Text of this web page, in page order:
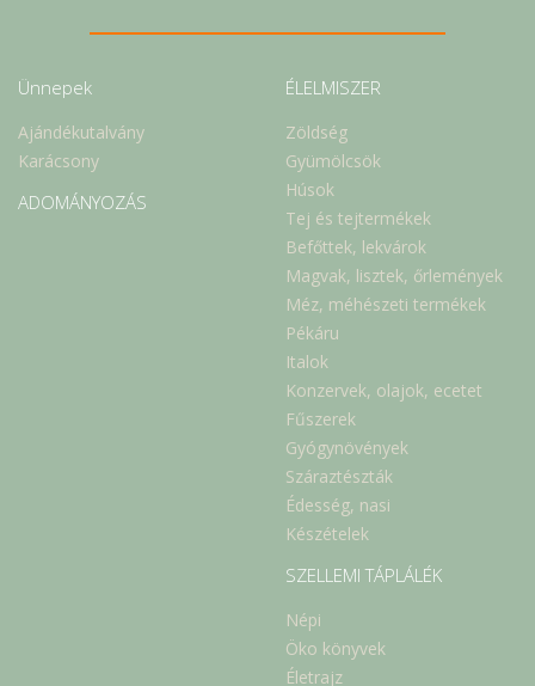
Ünnepek
Ajándékutalvány
Karácsony
ADOMÁNYOZÁS
ÉLELMISZER
Zöldség
Gyümölcsök
Húsok
Tej és tejtermékek
Befőttek, lekvárok
Magvak, lisztek, őrlemények
Méz, méhészeti termékek
Pékáru
Italok
Konzervek, olajok, ecetet
Fűszerek
Gyógynövények
Száraztészták
Édesség, nasi
Készételek
SZELLEMI TÁPLÁLÉK
Népi
Öko könyvek
Életrajz